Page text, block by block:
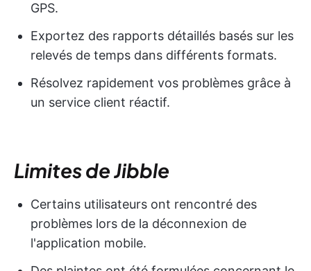
GPS.
Exportez des rapports détaillés basés sur les
relevés de temps dans différents formats.
Résolvez rapidement vos problèmes grâce à
un service client réactif.
Limites de Jibble
Certains utilisateurs ont rencontré des
problèmes lors de la déconnexion de
l'application mobile.